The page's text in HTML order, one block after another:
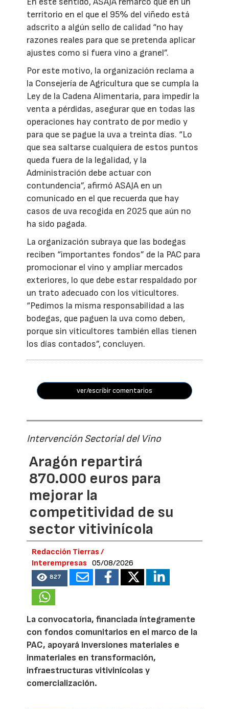
territorio en el que el 95% del viñedo está
adscrito a algún sello de calidad “no hay
razones reales para que se pretenda aplicar
ajustes como si fuera vino a granel”.
Por este motivo, la organización reclama a
la Consejería de Agricultura que se cumpla la
Ley de la Cadena Alimentaria, para impedir la
venta a pérdidas, asegurar que en todas las
operaciones hay contrato de por medio y
para que se pague la uva a treinta días. “Lo
que sea saltarse cualquiera de estos puntos
queda fuera de la legalidad, y la
Administración debe actuar con
contundencia”, afirmó ASAJA en un
comunicado en el que recuerda que hay
casos de uva recogida en 2025 que aún no
ha sido pagada.
La organización subraya que las bodegas
reciben “importantes fondos” de la PAC para
promocionar el vino y ampliar mercados
exteriores, lo que debe estar respaldado por
un trato adecuado con los viticultores.
“Pedimos la misma responsabilidad a las
bodegas, que paguen la uva como deben,
porque sin viticultores también ellas tienen
los días contados”, concluyen.
ver/escribir comentarios
Intervención Sectorial del Vino
Aragón repartirá
870.000 euros para
mejorar la
competitividad de su
sector vitivinícola
Redacción Tierras /
Interempresas
05/08/2026
827
La convocatoria, financiada íntegramente
con fondos comunitarios en el marco de la
PAC, apoyará inversiones materiales e
inmateriales en transformación,
infraestructuras vitivinícolas y
comercialización.